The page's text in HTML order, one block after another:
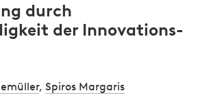
durch
der Innovations-
, Spiros Margaris